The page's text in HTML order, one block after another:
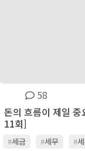
58
돈의 흐름이 제일
11회]
#세금 #세무 #